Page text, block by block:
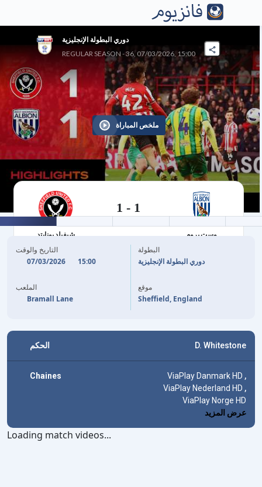
دوري البطولة الإنجليزية
REGULAR SEASON - 36, 07/03/2026, 15:00
ملخص المباراة
شيفيلد يونايتد
1 - 1
وست بروم
التاريخ والوقت
07/03/2026
15:00
الملعب
Bramall Lane
البطولة
دوري البطولة الإنجليزية
موقع
Sheffield, England
الحكم D. Whitestone
Chaines ViaPlay Danmark HD ,
ViaPlay Nederland HD ,
ViaPlay Norge HD
عرض المزيد
Loading match videos...